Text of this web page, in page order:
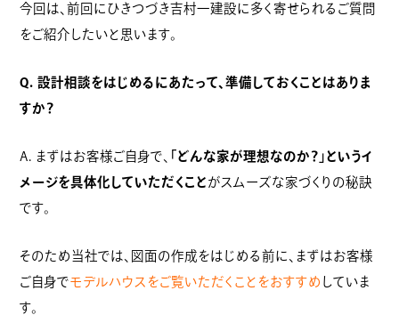
今回は、前回にひきつづき吉村一建設に多く寄せられるご質問
をご紹介したいと思います。
Q. 設計相談をはじめるにあたって、準備しておくことはありま
すか？
A. まずはお客様ご自身で、
「どんな家が理想なのか？」というイ
メージを具体化していただくこと がスムーズな家づくりの秘訣
です。
そのため当社では、図面の作成をはじめる前に、まずはお客様
ご自身でモデルハウスをご覧いただくことをおすすめ していま
す。